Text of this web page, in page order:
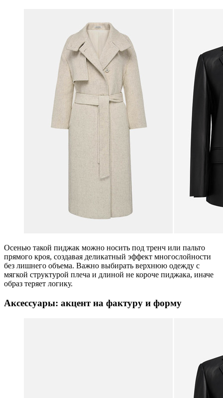
Осенью такой пиджак можно носить под тренч или пальто
прямого кроя, создавая деликатный эффект многослойности
без лишнего объема. Важно выбирать верхнюю одежду с
мягкой структурой плеча и длиной не короче пиджака, иначе
образ теряет логику.
Аксессуары: акцент на фактуру и форму